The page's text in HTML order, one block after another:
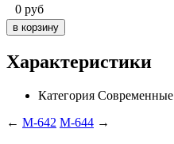
0 руб
Характеристики
Категория Современные
← M-642 M-644 →